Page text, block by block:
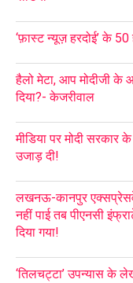
‘फ़ास्ट न्यूज़ हरदोई’ के
हैलो मेटा, आप मोदीजी
दिया?- केजरीवाल
मीडिया पर मोदी सरकार के
उजाड़ दी!
लखनऊ-कानपुर एक्सप्रेसवे
नहीं पाई तब पीएनसी
दिया गया!
‘तिलचट्टा’ उपन्यास के